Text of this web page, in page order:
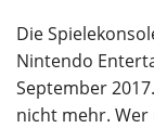
Die
Nintendo
September
nicht mehr.